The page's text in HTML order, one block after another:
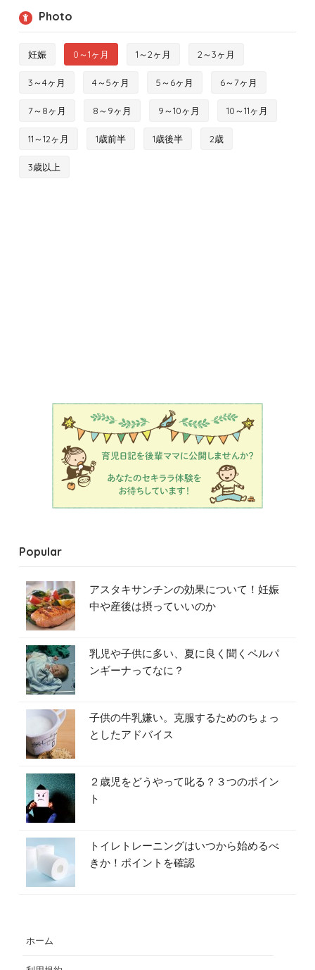
Photo
妊娠 0～1ヶ月 1～2ヶ月 2～3ヶ月
3～4ヶ月 4～5ヶ月 5～6ヶ月 6～7ヶ月
7～8ヶ月 8～9ヶ月 9～10ヶ月 10～11ヶ月
11～12ヶ月 1歳前半 1歳後半 2歳
3歳以上
Popular
アスタキサンチンの効果について！妊娠
中や産後は摂っていいのか
乳児や子供に多い、夏に良く聞くペルパ
ンギーナってなに？
子供の牛乳嫌い。克服するためのちょっ
としたアドバイス
２歳児をどうやって叱る？３つのポイン
ト
トイレトレーニングはいつから始めるべ
きか！ポイントを確認
ホーム